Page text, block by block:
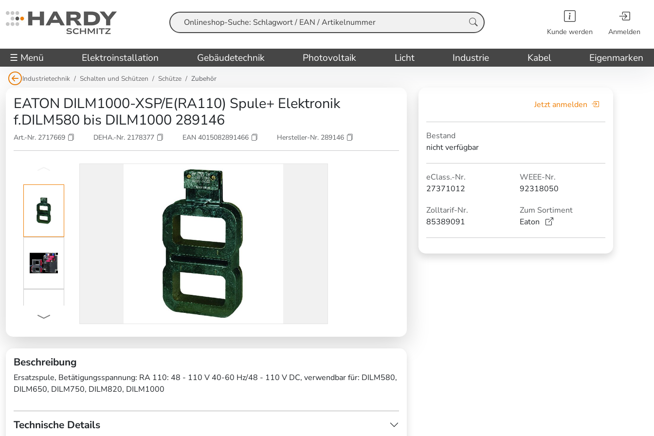
Suche Kunde werden Anmelden
☰ Menü Elektroinstallation Gebäudetechnik Photovoltaik Licht Industrie Kabel Eigenmarken
Industrietechnik Schalten und Schützen Schütze Zubehör
EATON DILM1000-XSP/E(RA110) Spule+ Elektronik
f.DILM580 bis DILM1000 289146
Art.-Nr. 2717669 DEHA.-Nr. 2178377 EAN 4015082891466 Hersteller-Nr. 289146
Beschreibung
Ersatzspule, Betätigungsspannung: RA 110: 48 - 110 V 40-60 Hz/48 - 110 V DC, verwendbar für: DILM580,
DILM650, DILM750, DILM820, DILM1000
Technische Details
Jetzt anmelden
Bestand
nicht verfügbar
eClass.-Nr.
27371012
WEEE-Nr.
92318050
Zolltarif-Nr.
85389091
Zum Sortiment
Eaton